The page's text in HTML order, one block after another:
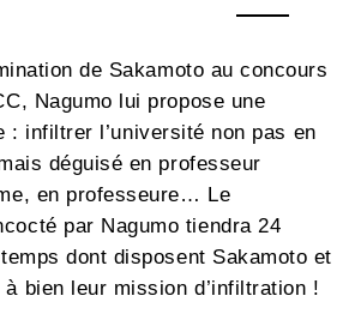
de Sakamoto au concours
Nagumo lui propose une
: infiltrer l’université non pas en
déguisé en professeur
en professeure… Le
par Nagumo tiendra 24
dont disposent Sakamoto et
à bien leur mission d’infiltration !